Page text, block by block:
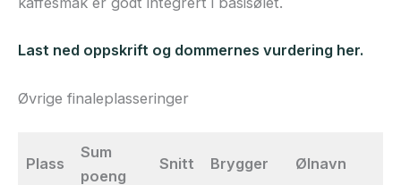
Last ned oppskrift og dommernes vurdering her.
Øvrige finaleplasseringer
Plass
Sum
poeng
Snitt Brygger Ølnavn